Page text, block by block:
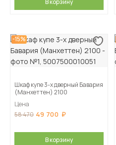
В корзину
-15%
Шкаф купе 3-х дверный Бавария
(Манхеттен) 2100
Цена
58 470 49 700
В корзину